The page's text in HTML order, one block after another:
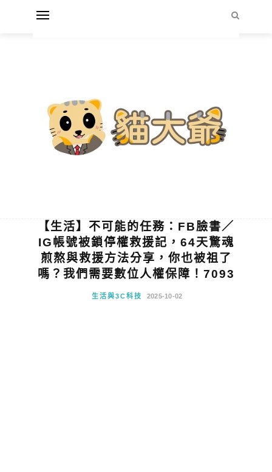
【生活】不可能的任務：FB臉書／
IG帳號被鎖停權救援記，64天驚魂
煎熬與救援方法分享，你也被祖了
嗎？我們需要數位人權保障！7093
生活與3C科技 2025-10-02